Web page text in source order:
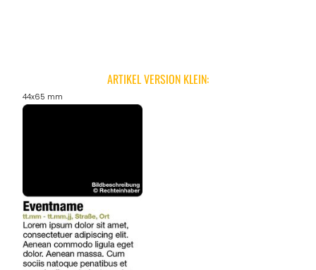
ARTIKEL VERSION KLEIN:
44x65 mm